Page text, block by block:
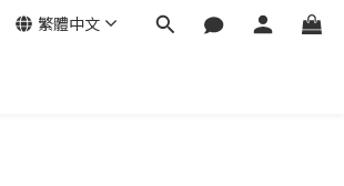
繁體中文